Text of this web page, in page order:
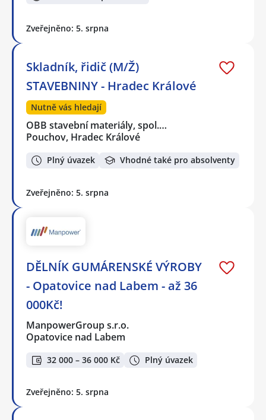
Zveřejněno: 5. srpna
Skladník, řidič (M/Ž)
STAVEBNINY - Hradec Králové
Nutně vás hledají
OBB stavební materiály, spol.…
Pouchov, Hradec Králové
Plný úvazek Vhodné také pro absolventy
Zveřejněno: 5. srpna
DĚLNÍK GUMÁRENSKÉ VÝROBY
- Opatovice nad Labem - až 36
000Kč!
ManpowerGroup s.r.o.
Opatovice nad Labem
32 000 – 36 000 Kč Plný úvazek
Zveřejněno: 5. srpna